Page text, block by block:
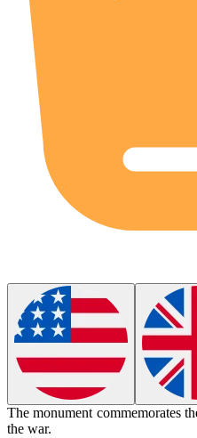
The monument commemorates
the war.